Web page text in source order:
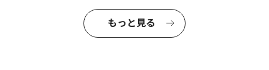
もっと見る